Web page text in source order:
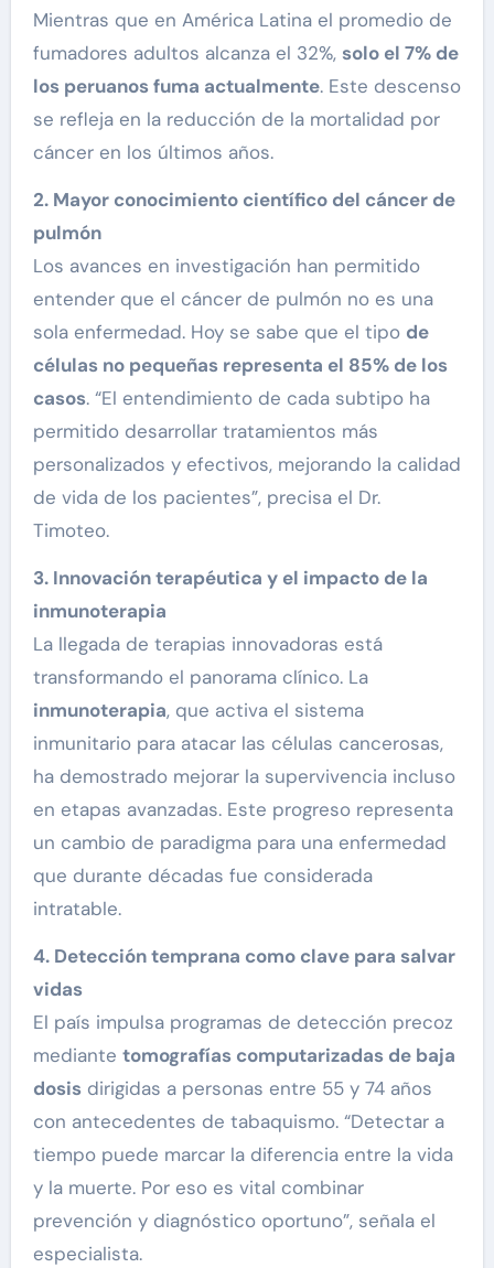
Mientras que en América Latina el promedio de
fumadores adultos alcanza el 32%, solo el 7% de
los peruanos fuma actualmente. Este descenso
se refleja en la reducción de la mortalidad por
cáncer en los últimos años.
2. Mayor conocimiento científico del cáncer de
pulmón
Los avances en investigación han permitido
entender que el cáncer de pulmón no es una
sola enfermedad. Hoy se sabe que el tipo de
células no pequeñas representa el 85% de los
casos. “El entendimiento de cada subtipo ha
permitido desarrollar tratamientos más
personalizados y efectivos, mejorando la calidad
de vida de los pacientes”, precisa el Dr.
Timoteo.
3. Innovación terapéutica y el impacto de la
inmunoterapia
La llegada de terapias innovadoras está
transformando el panorama clínico. La
inmunoterapia, que activa el sistema
inmunitario para atacar las células cancerosas,
ha demostrado mejorar la supervivencia incluso
en etapas avanzadas. Este progreso representa
un cambio de paradigma para una enfermedad
que durante décadas fue considerada
intratable.
4. Detección temprana como clave para salvar
vidas
El país impulsa programas de detección precoz
mediante tomografías computarizadas de baja
dosisdirigidas a personas entre 55 y 74 años
con antecedentes de tabaquismo. “Detectar a
tiempo puede marcar la diferencia entre la vida
y la muerte. Por eso es vital combinar
prevención y diagnóstico oportuno”, señala el
especialista.